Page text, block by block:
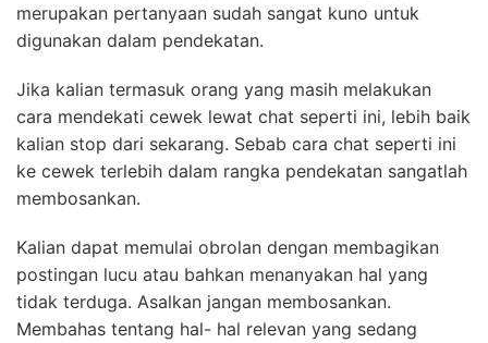
merupakan pertanyaan sudah sangat kuno untuk
digunakan dalam pendekatan.
Jika kalian termasuk orang yang masih melakukan
cara mendekati cewek lewat chat seperti ini, lebih baik
kalian stop dari sekarang. Sebab cara chat seperti ini
ke cewek terlebih dalam rangka pendekatan sangatlah
membosankan.
Kalian dapat memulai obrolan dengan membagikan
postingan lucu atau bahkan menanyakan hal yang
tidak terduga. Asalkan jangan membosankan.
Membahas tentang hal- hal relevan yang sedang